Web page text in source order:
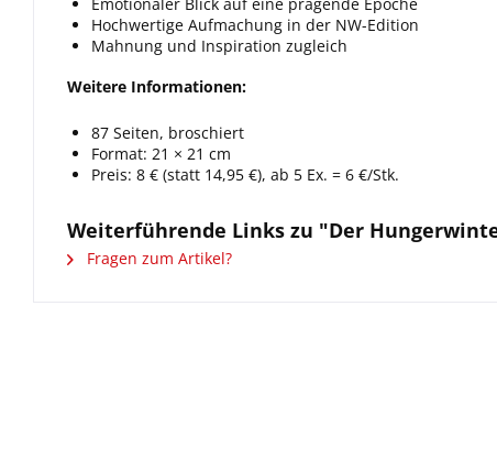
Hochwertige Aufmachung in der NW-Edition
Mahnung und Inspiration zugleich
Weitere Informationen:
87 Seiten, broschiert
Format: 21 × 21 cm
Preis: 8 € (statt 14,95 €), ab 5 Ex. = 6 €/Stk.
Weiterführende Links zu "Der
Fragen zum Artikel?